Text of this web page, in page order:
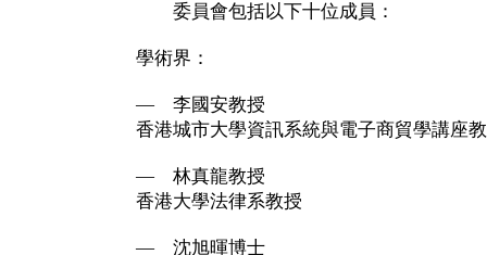
委員會包括以下十位成員：
學術界：
— 李國安教授
香港城市大學資訊系統與電子商貿學講座
— 林真龍教授
香港大學法律系教授
— 沈旭暉博士